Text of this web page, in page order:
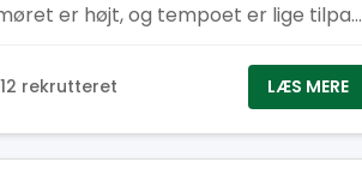
er højt, og tempoet er lige tilpas
vigtig rolle i lejrens hjerte – og du
det sammen med andre, der også
at være dér, hvor der sker noget.
vær med! Her er der plads til smil,
rekrutteret LÆS MERE